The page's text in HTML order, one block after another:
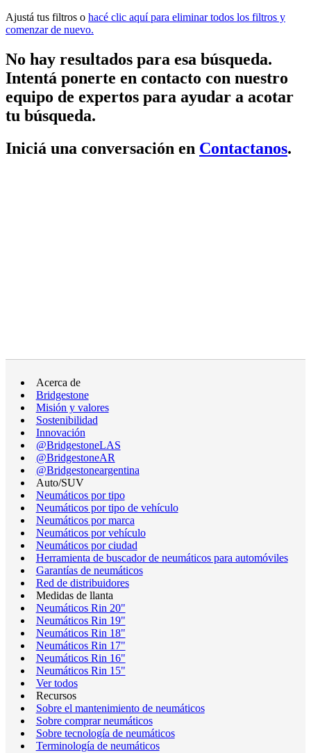
Ajustá tus filtros o hacé clic aquí para eliminar todos los filtros y
comenzar de nuevo.
No hay resultados para esa búsqueda.
Intentá ponerte en contacto con nuestro
equipo de expertos para ayudar a acotar
tu búsqueda.
Iniciá una conversación en Contactanos.
Acerca de
Bridgestone
Misión y valores
Sostenibilidad
Innovación
@BridgestoneLAS
@BridgestoneAR
@Bridgestoneargentina
Auto/SUV
Neumáticos por tipo
Neumáticos por tipo de vehículo
Neumáticos por marca
Neumáticos por vehículo
Neumáticos por ciudad
Herramienta de buscador de neumáticos para automóviles
Garantías de neumáticos
Red de distribuidores
Medidas de llanta
Neumáticos Rin 20"
Neumáticos Rin 19"
Neumáticos Rin 18"
Neumáticos Rin 17"
Neumáticos Rin 16"
Neumáticos Rin 15"
Ver todos
Recursos
Sobre el mantenimiento de neumáticos
Sobre comprar neumáticos
Sobre tecnología de neumáticos
Terminología de neumáticos